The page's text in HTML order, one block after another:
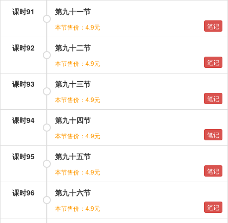
课时91 第九十一节
本节售价：4.9元 笔记
课时92 第九十二节
本节售价：4.9元 笔记
课时93 第九十三节
本节售价：4.9元 笔记
课时94 第九十四节
本节售价：4.9元 笔记
课时95 第九十五节
本节售价：4.9元 笔记
课时96 第九十六节
本节售价：4.9元 笔记